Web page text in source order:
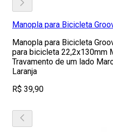
Manopla para Bicicleta
Manopla para Bicicleta
para bicicleta 22,2x130mm
Travamento de um lado
Laranja
R$ 39,90